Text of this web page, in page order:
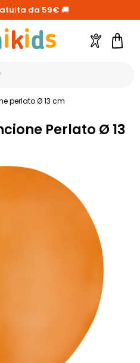
da 59€ 🚚
Account
perlato Ø 13 cm
Perlato Ø 13